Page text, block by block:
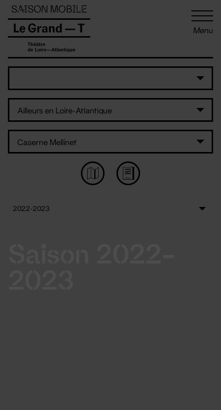
Menu
Panneau de gestion des cookies